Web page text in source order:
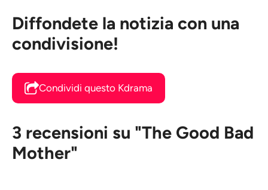
Diffondete la notizia con una
condivisione!
Condividi questo Kdrama
3 recensioni su "The Good Bad
Mother"